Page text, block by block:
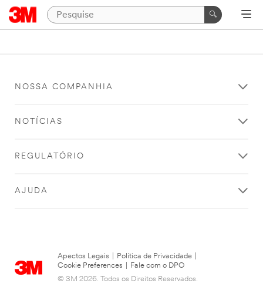
NOSSA COMPANHIA
NOTÍCIAS
REGULATÓRIO
AJUDA
Apectos Legais Política de Privacidade
Cookie Preferences
Fale com o DPO
© 3M 2026. Todos os Direitos Reservados.